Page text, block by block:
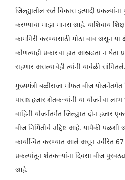
जिल्ह्यातील रस्ते विकास इत्यादी
करण्याचा माझा मानस आहे. याशिवाय
कामगिरी करण्यासाठी मोठा वाव असून या
कोणत्याही प्रकारचा हात आखडता न घेता
राहणार असल्याचेही त्यांनी यावेळी सांगितले.
मुख्यमंत्री बळीराजा मोफत वीज
पासष्ठ हजार शेतकऱ्यांनी या योजनेचा
वाहिनी योजनेंतर्गत जिल्ह्यात दोन हजार
वीज निर्मितीचे उद्दिष्ट आहे. यापैकी
कार्यान्वित करण्यात आले असून उर्वरित
प्रकल्पांतून शेतकऱ्यांना दिवसा वीज
आहे.